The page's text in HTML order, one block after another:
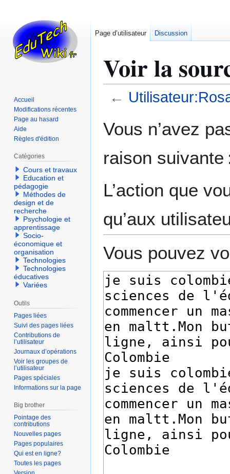
Voir la
←
à
navigation
à
recherche
Vous n’avez
raison suivante
L’action que
qu’aux
Vous pouvez
Page d’utilisateur Discussion
Accueil
Modifications récentes
Page au hasard
Aide
Règles d'édition
Catégories
Cours et travaux
Education et
pédagogie
Méthodes de
design et de
recherche
Psychologie et
apprentissage
Socio-
économique et
organisation
Technologies
Technologies
éducatives
Variées
Outils
Pages liées
Suivi des pages liées
Contributions de
l’utilisateur
Journaux d’opérations
Voir les groupes de
l’utilisateur
Pages spéciales
Informations sur la page
Big brother
Pointage des
contributions
Nouvelles pages
Pages populaires
Qui est en ligne?
Toutes les pages